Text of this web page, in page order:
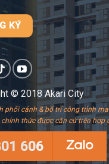
© 2018 Akari City
phối cảnh & bố trí công trình
chính thức được căn cứ trên hợp
606